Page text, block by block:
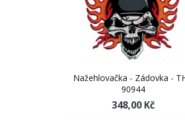
Nažehlovačka - Zádovka -
90944
348,00 Kč